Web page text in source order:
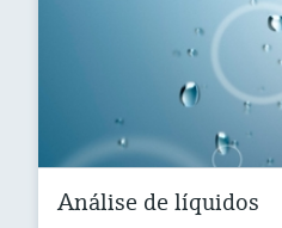
Análise de líquidos